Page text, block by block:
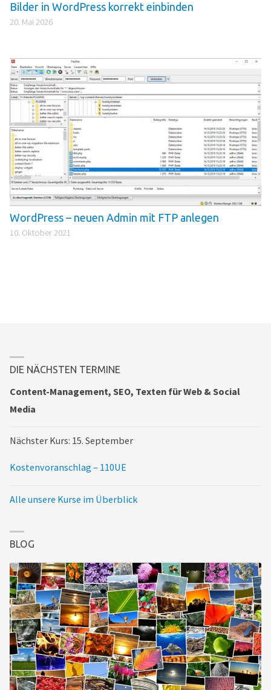
Bilder in WordPress korrekt einbinden
20. Mai 2026
WordPress – neuen Admin mit FTP anlegen
10. Oktober 2021
DIE NÄCHSTEN TERMINE
Content-Management, SEO, Texten für Web & Social
Media
Nächster Kurs: 15. September
Kostenvoranschlag – 110UE
Alle unsere Kurse im Überblick
BLOG